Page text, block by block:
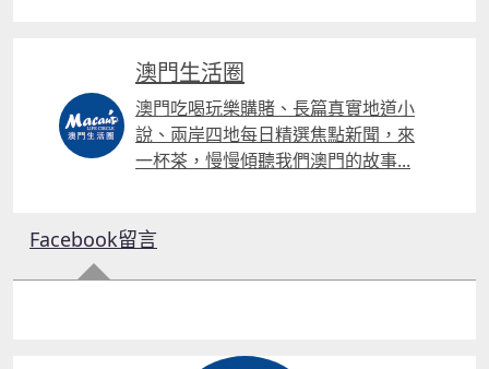
澳門生活圈
澳門吃喝玩樂購賭、長篇真實地道小
說、兩岸四地每日精選焦點新聞，來
一杯茶，慢慢傾聽我們澳門的故事...
Facebook留言